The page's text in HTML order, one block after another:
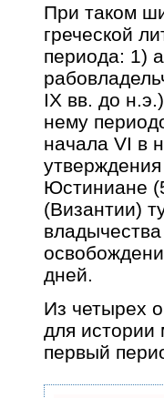
При таком
греческой
периода: 1)
IX вв. до
нему
начала VI в
Юстиниане
(Византии)
дней.
Из четырех
для истории
первый